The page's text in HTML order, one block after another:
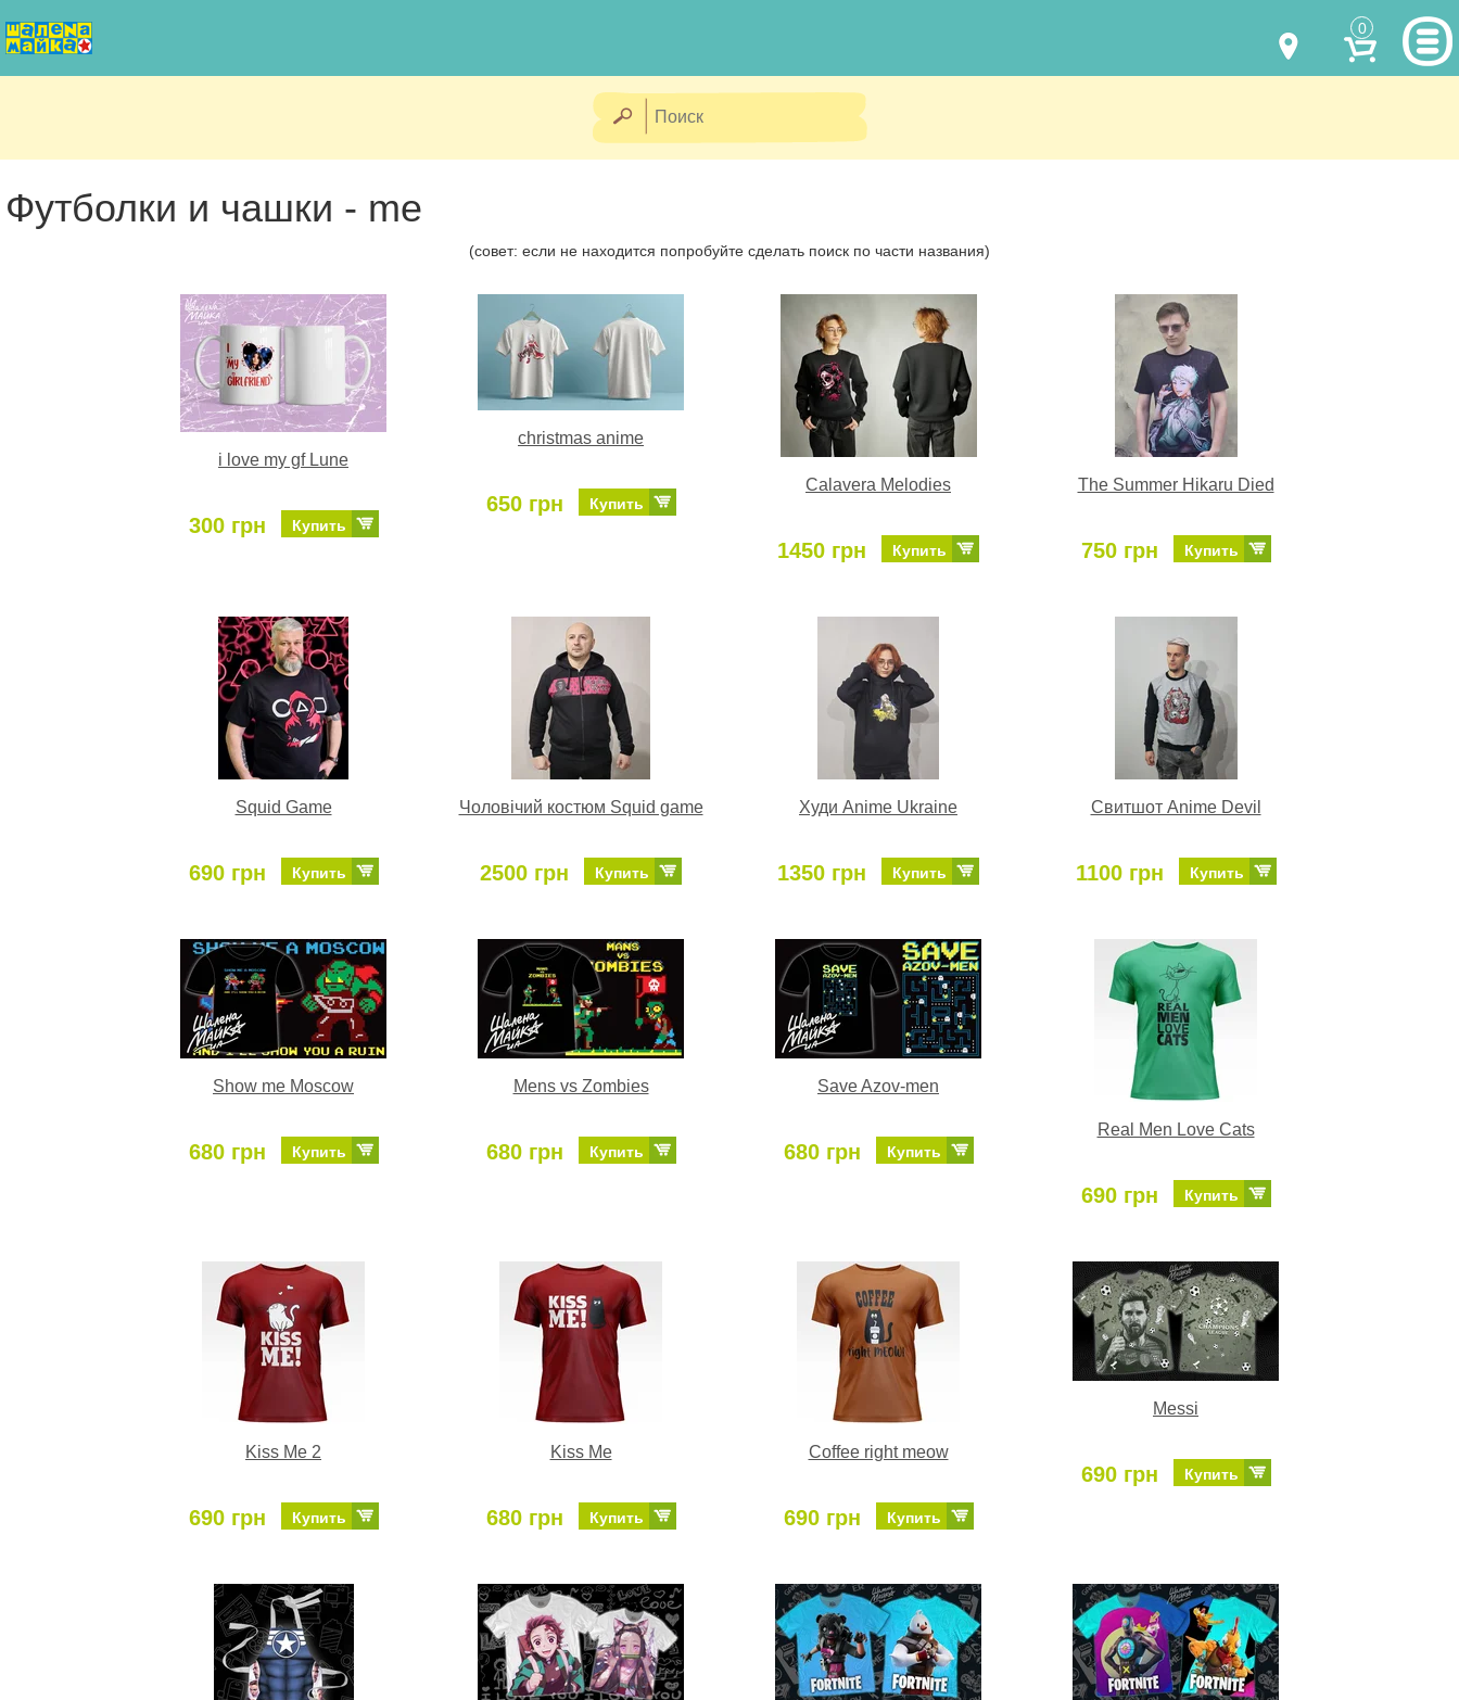
0
Посмотреть на карте
Отправка по Украине каждый день
ПОЛНАЯ ВЕРСИЯ САЙТА
Футболки и чашки - me
(совет: если не находится попробуйте сделать поиск по части названия)
i love my gf Lune
300 грн Купить
christmas anime
650 грн Купить
Calavera Melodies
1450 грн Купить
The Summer Hikaru Died
750 грн Купить
Squid Game
690 грн Купить
Чоловічий костюм Squid game
2500 грн Купить
Худи Anime Ukraine
1350 грн Купить
Свитшот Anime Devil
1100 грн Купить
Show me Moscow
680 грн Купить
Mens vs Zombies
680 грн Купить
Save Azov-men
680 грн Купить
Real Men Love Cats
690 грн Купить
Kiss Me 2
690 грн Купить
Kiss Me
680 грн Купить
Coffee right meow
690 грн Купить
Messi
690 грн Купить